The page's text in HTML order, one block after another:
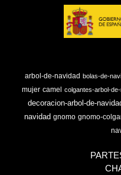
arbol-de-navidad bolas-de-
mujer camel colgantes-arbol-
decoracion-arbol-de-
navidad gnomo gnomo-